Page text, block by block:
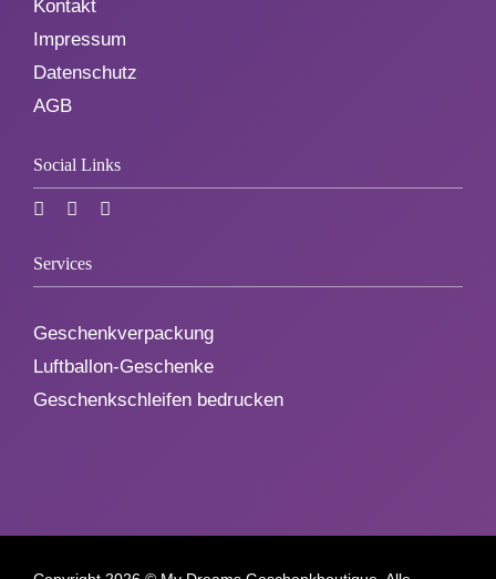
Kontakt
Impressum
Datenschutz
AGB
Social Links
Services
Geschenkverpackung
Luftballon-Geschenke
Geschenkschleifen bedrucken